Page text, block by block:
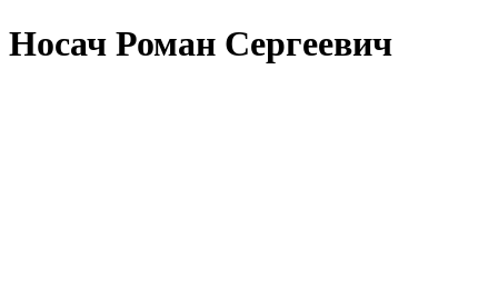
Носач Роман Сергеевич